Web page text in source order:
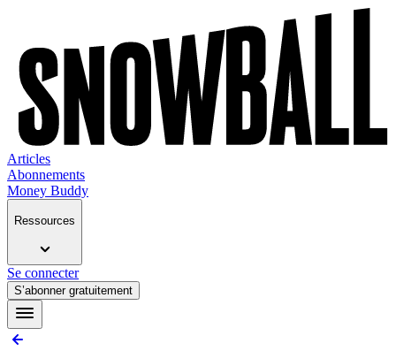
Articles
Abonnements
Money Buddy
Ressources
Se connecter
S’abonner gratuitement